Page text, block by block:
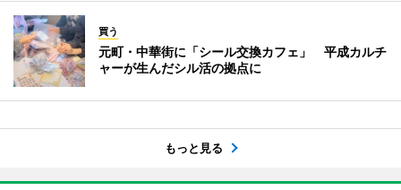
買う
元町・中華街に「シール交換カフェ」 平成カルチ
ャーが生んだシル活の拠点に
もっと見る